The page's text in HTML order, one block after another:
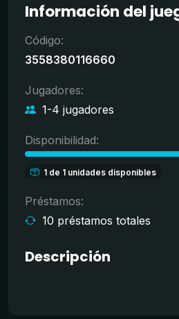
Información del
Código:
3558380116660
Jugadores:
1-4 jugadores
Disponibilidad:
1 de 1 unidades disponibles
Préstamos:
10 préstamos totales
Descripción